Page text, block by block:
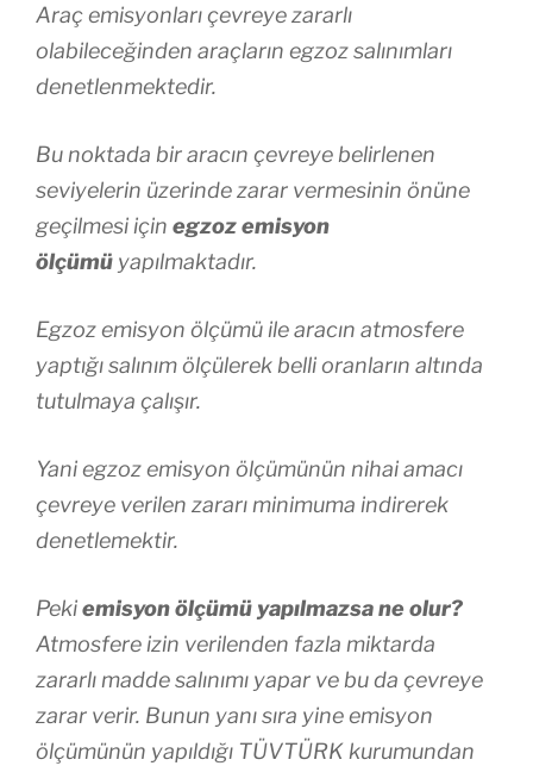
Araç emisyonları çevreye zararlı
olabileceğinden araçların egzoz salınımları
denetlenmektedir.
Bu noktada bir aracın çevreye belirlenen
seviyelerin üzerinde zarar vermesinin önüne
geçilmesi için egzoz emisyon
ölçümü yapılmaktadır.
Egzoz emisyon ölçümü ile aracın atmosfere
yaptığı salınım ölçülerek belli oranların altında
tutulmaya çalışır.
Yani egzoz emisyon ölçümünün nihai amacı
çevreye verilen zararı minimuma indirerek
denetlemektir.
Pekiemisyon ölçümü yapılmazsa ne olur?
Atmosfere izin verilenden fazla miktarda
zararlı madde salınımı yapar ve bu da çevreye
zarar verir. Bunun yanı sıra yine emisyon
ölçümünün yapıldığı TÜVTÜRK kurumundan